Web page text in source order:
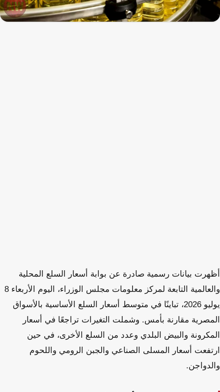
أظهرت بيانات رسمية صادرة عن بوابة أسعار السلع المحلية
والعالمية التابعة لمركز معلومات مجلس الوزراء، اليوم الأربعاء 8
يوليو 2026، تباينًا في متوسط أسعار السلع الأساسية بالأسواق
المصرية مقارنة بأمس. وشملت التغيرات تراجعًا في أسعار
المكرونة والبيض البلدي وعدد من السلع الأخرى، في حين
ارتفعت أسعار المسلى الصناعي والجبن الرومي واللحوم
والدواجن.